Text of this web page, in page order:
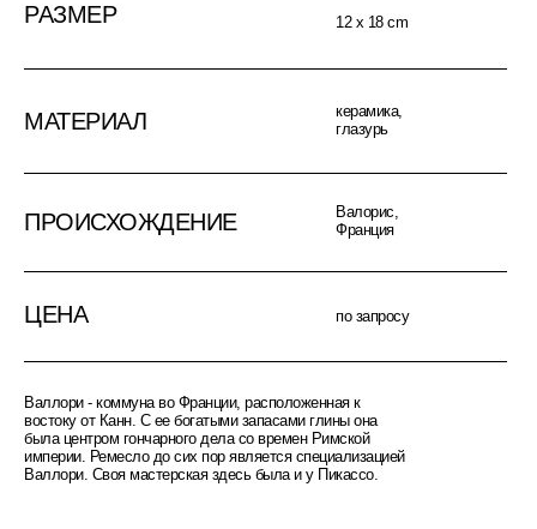
Валлори - коммуна во Франции, расположенная к
востоку от Канн. С ее богатыми запасами глины она
была центром гончарного дела со времен Римской
империи. Ремесло до сих пор является специализацией
Валлори. Своя мастерская здесь была и у Пикассо.
МАТЕРИАЛ
керамика,
глазурь
ПРОИСХОЖДЕНИЕ
Валорис,
Франция
ЦЕНА по запросу
РАЗМЕР 12 х 18 cm